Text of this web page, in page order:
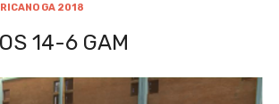
GA 2018
14-6 GAM